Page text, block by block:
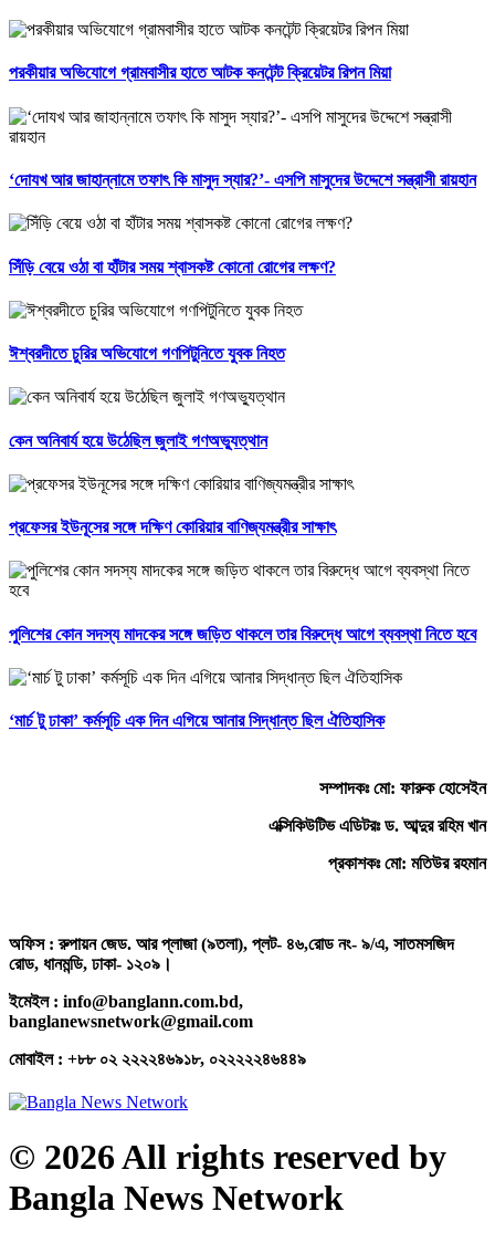
পরকীয়ার অভিযোগে গ্রামবাসীর হাতে আটক কনটেন্ট ক্রিয়েটর রিপন মিয়া
‘দোযখ আর জাহান্নামে তফাৎ কি মাসুদ স্যার?’- এসপি মাসুদের উদ্দেশে সন্ত্রাসী রায়হান
সিঁড়ি বেয়ে ওঠা বা হাঁটার সময় শ্বাসকষ্ট কোনো রোগের লক্ষণ?
ঈশ্বরদীতে চুরির অভিযোগে গণপিটুনিতে যুবক নিহত
কেন অনিবার্য হয়ে উঠেছিল জুলাই গণঅভ্যুত্থান
প্রফেসর ইউনূসের সঙ্গে দক্ষিণ কোরিয়ার বাণিজ্যমন্ত্রীর সাক্ষাৎ
পুলিশের কোন সদস্য মাদকের সঙ্গে জড়িত থাকলে তার বিরুদ্ধে আগে ব্যবস্থা নিতে হবে
‘মার্চ টু ঢাকা’ কর্মসূচি এক দিন এগিয়ে আনার সিদ্ধান্ত ছিল ঐতিহাসিক
সম্পাদকঃ মো: ফারুক হোসেইন
এক্সিকিউটিভ এডিটরঃ ড. আব্দুর রহিম খান
প্রকাশকঃ মো: মতিউর রহমান
অফিস : রুপায়ন জেড. আর প্লাজা (৯তলা), প্লট- ৪৬,রোড নং- ৯/এ, সাতমসজিদ
রোড, ধানমন্ডি, ঢাকা- ১২০৯।
ইমেইল : info@banglann.com.bd,
banglanewsnetwork@gmail.com
মোবাইল : +৮৮ ০২ ২২২২৪৬৯১৮, ০২২২২২৪৬৪৪৯
© 2026 All rights reserved by
Bangla News Network